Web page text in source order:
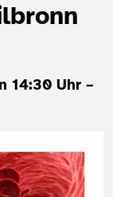
14:30 Uhr –